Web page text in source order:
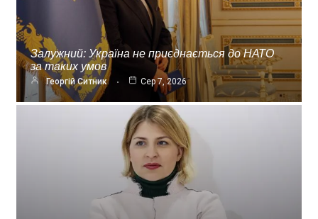
Залужний: Україна не приєднається до НАТО
за таких умов
Георгій Ситник Сер 7, 2026